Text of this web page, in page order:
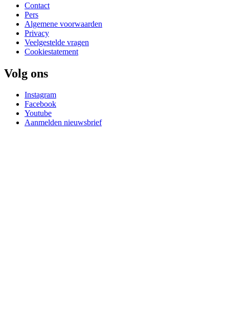
Contact
Pers
Algemene voorwaarden
Privacy
Veelgestelde vragen
Cookiestatement
Volg ons
Instagram
Facebook
Youtube
Aanmelden nieuwsbrief